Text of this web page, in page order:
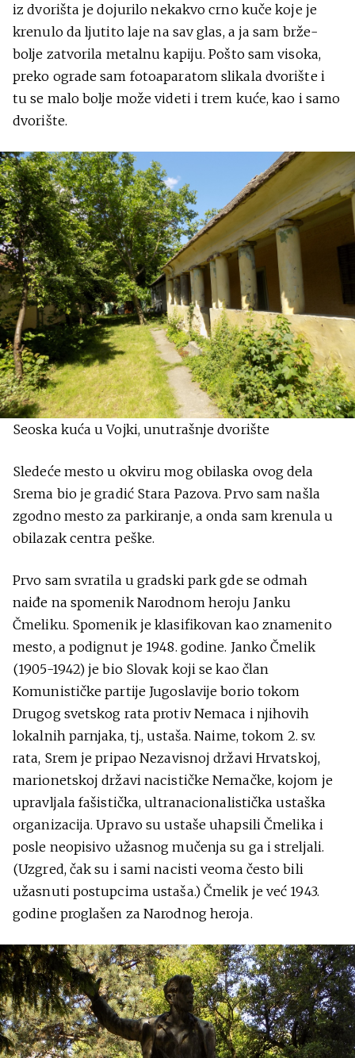
iz dvorišta je dojurilo nekakvo crno kuče koje je
krenulo da ljutito laje na sav glas, a ja sam brže-
bolje zatvorila metalnu kapiju. Pošto sam visoka,
preko ograde sam fotoaparatom slikala dvorište i
tu se malo bolje može videti i trem kuće, kao i samo
dvorište.
Seoska kuća u Vojki, unutrašnje dvorište
Sledeće mesto u okviru mog obilaska ovog dela
Srema bio je gradić Stara Pazova. Prvo sam našla
zgodno mesto za parkiranje, a onda sam krenula u
obilazak centra peške.
Prvo sam svratila u gradski park gde se odmah
naiđe na spomenik Narodnom heroju Janku
Čmeliku. Spomenik je klasifikovan kao znamenito
mesto, a podignut je 1948. godine. Janko Čmelik
(1905-1942) je bio Slovak koji se kao član
Komunističke partije Jugoslavije borio tokom
Drugog svetskog rata protiv Nemaca i njihovih
lokalnih parnjaka, tj., ustaša. Naime, tokom 2. sv.
rata, Srem je pripao Nezavisnoj državi Hrvatskoj,
marionetskoj državi nacističke Nemačke, kojom je
upravljala fašistička, ultranacionalistička ustaška
organizacija. Upravo su ustaše uhapsili Čmelika i
posle neopisivo užasnog mučenja su ga i streljali.
(Uzgred, čak su i sami nacisti veoma često bili
užasnuti postupcima ustaša.) Čmelik je već 1943.
godine proglašen za Narodnog heroja.